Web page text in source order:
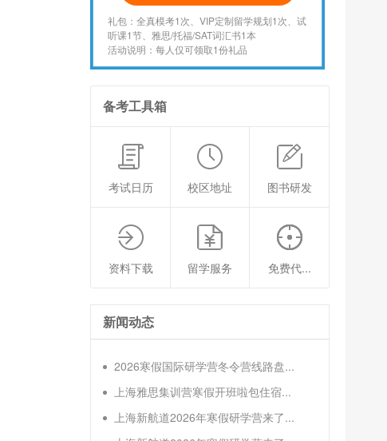
礼包：全真模考1次、VIP定制留学规划1次、试
听课1节、雅思/托福/SAT词汇书1本
活动说明：每人仅可领取1份礼品
备考工具箱
考试日历 校区地址 图书研发
资料下载 留学服务 免费代...
新闻动态
2026寒假国际研学营冬令营线路盘...
上海雅思集训营寒假开班啦包住宿...
上海新航道2026年寒假研学营来了...